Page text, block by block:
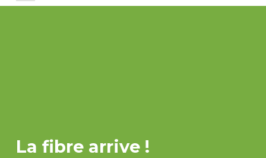
La fibre arrive !